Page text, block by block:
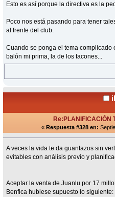
Esto es así porque la directiva es la
Poco nos está pasando para tener
al frente del club.
Cuando se ponga el tema complicado
balón mi prima, la de los tacones...
Re:PLANIFICACIÓN
« Respuesta #328 en:
A veces la vida te da guantazos sin
evitables con análisis previo y
Aceptar la venta de Juanlu por 17
Benfica hubiese supuesto lo siguiente: